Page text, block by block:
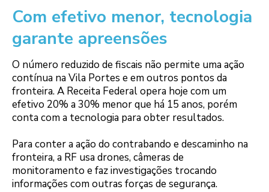
Com efetivo menor, tecnologia
garante apreensões
O número reduzido de fiscais não permite uma ação
contínua na Vila Portes e em outros pontos da
fronteira. A Receita Federal opera hoje com um
efetivo 20% a 30% menor que há 15 anos, porém
conta com a tecnologia para obter resultados.
Para conter a ação do contrabando e descaminho na
fronteira, a RF usa drones, câmeras de
monitoramento e faz investigações trocando
informações com outras forças de segurança.